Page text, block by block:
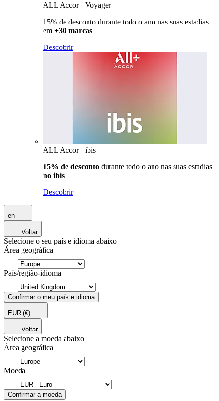
ALL Accor+ Voyager
15% de desconto durante todo o ano nas suas estadias
em +30 marcas
Descobrir
ALL Accor+ ibis
15% de desconto durante todo o ano nas suas estadias
no ibis
Descobrir
en
Voltar
Selecione o seu país e idioma abaixo
Área geográfica
País/região-idioma
Confirmar o meu país e idioma
EUR (€)
Voltar
Selecione a moeda abaixo
Área geográfica
Moeda
Confirmar a moeda